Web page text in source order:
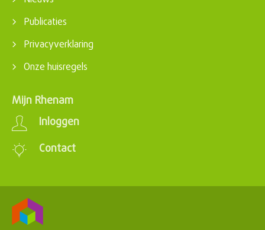
Publicaties
Privacyverklaring
Onze huisregels
Mijn Rhenam
Inloggen
Contact